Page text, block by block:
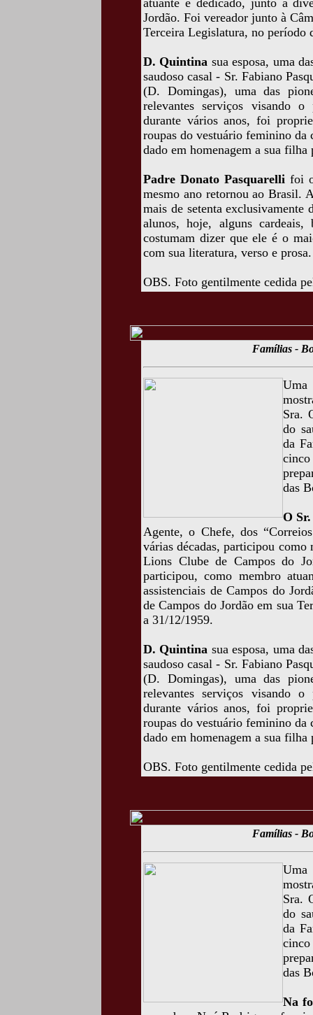
atuante e dedicado, junto a
Jordão. Foi vereador junto à
Terceira Legislatura, no período
D. Quintina sua esposa, uma
saudoso casal - Sr. Fabiano
(D. Domingas), uma das
relevantes serviços visando
durante vários anos, foi
roupas do vestuário feminino da
dado em homenagem a sua
Padre Donato Pasquarellifoi
mesmo ano retornou ao Brasil.
mais de setenta exclusivamente
alunos, hoje, alguns cardeais,
costumam dizer que ele é o
com sua literatura, verso e prosa.
OBS. Foto gentilmente cedida
Famílias -
Uma
Sra.
do
da
das
O
Agente, o Chefe, dos
várias décadas, participou
Lions Clube de Campos do
participou, como membro
assistenciais de Campos do
de Campos do Jordão em sua
a 31/12/1959.
D. Quintina sua esposa, uma
saudoso casal - Sr. Fabiano
(D. Domingas), uma das
relevantes serviços visando
durante vários anos, foi
roupas do vestuário feminino da
dado em homenagem a sua
OBS. Foto gentilmente cedida
Famílias -
Uma
Sra.
do
da
das
Na